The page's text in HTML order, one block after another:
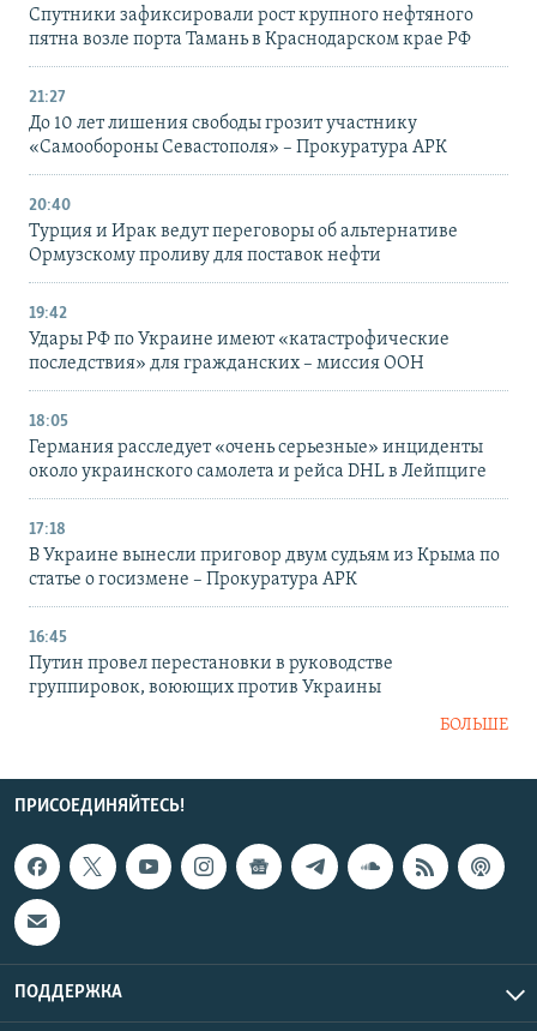
Спутники зафиксировали рост крупного нефтяного
пятна возле порта Тамань в Краснодарском крае РФ
21:27
До 10 лет лишения свободы грозит участнику
«Самообороны Севастополя» – Прокуратура АРК
20:40
Турция и Ирак ведут переговоры об альтернативе
Ормузскому проливу для поставок нефти
19:42
Удары РФ по Украине имеют «катастрофические
последствия» для гражданских – миссия ООН
18:05
Германия расследует «очень серьезные» инциденты
около украинского самолета и рейса DHL в Лейпциге
17:18
В Украине вынесли приговор двум судьям из Крыма по
статье о госизмене – Прокуратура АРК
16:45
Путин провел перестановки в руководстве
группировок, воюющих против Украины
БОЛЬШЕ
ПРИСОЕДИНЯЙТЕСЬ!
ПОДДЕРЖКА